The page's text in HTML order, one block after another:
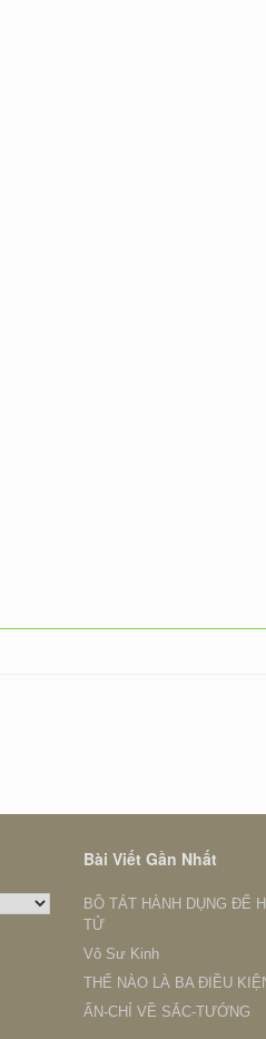
Bài Viết Gần Nhất
BỒ TÁT HÀNH DỤNG ĐỂ
TỬ
Vô Sư Kinh
THẾ NÀO LÀ BA ĐIỀU
ẤN-CHỈ VỀ SẮC-TƯỚNG